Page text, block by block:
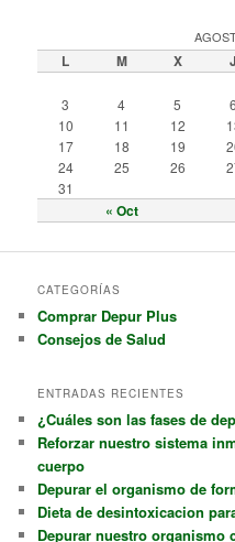
L M X J
« Oct
3
4 5 6
10
11 12
17
18 19
24
25 26
31
CATEGORÍAS
Comprar Depur Plus
Consejos de Salud
ENTRADAS RECIENTES
¿Cuáles son las fases de
Reforzar nuestro sistema
cuerpo
Depurar el organismo de
Dieta de desintoxicacion
Depurar nuestro organismo